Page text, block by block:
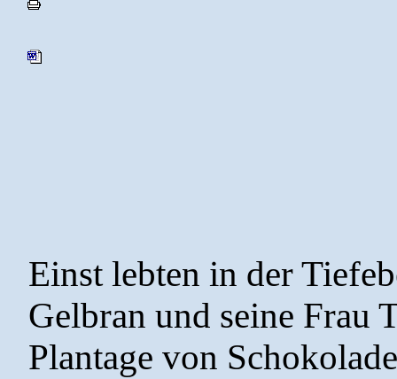
Einst lebten in der
Gelbran und seine Frau
Plantage von